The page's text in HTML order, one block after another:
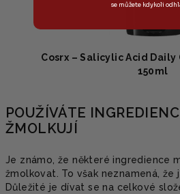
Cosrx – Salicylic Acid
150ml
POUŽÍVÁTE
ŽMOLKUJÍ
Je známo, že některé ingredience
žmolkovat. To však neznamená, že
Důležité je dívat se na celkové
se můžete kdykoli